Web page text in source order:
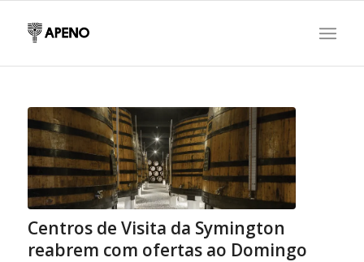
Centros de Visita da Symington
reabrem com ofertas ao Domingo